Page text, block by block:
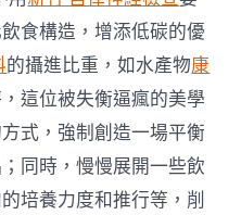
食構造，增添低碳的優
的攝進比重，如水產物康
這位被失衡逼瘋的美學
式，強制創造一場平衡
同時，慢慢展開一些飲
培養力度和推行等，削